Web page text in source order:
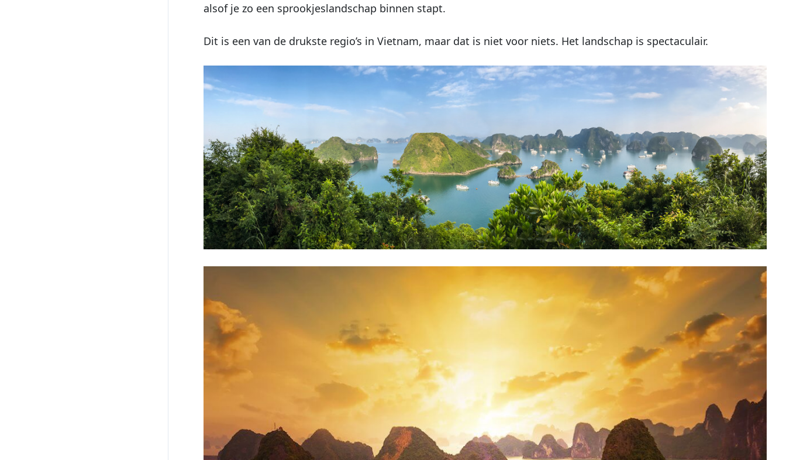
alsof je zo een sprookjeslandschap binnen stapt.
Dit is een van de drukste regio’s in Vietnam, maar dat is niet voor niets. Het landschap is spectaculair.